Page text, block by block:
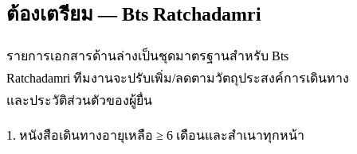
ต้องเตรียม — Bts Ratchadamri
รายการเอกสารด้านล่างเป็นชุดมาตรฐานสำหรับ Bts
Ratchadamri ทีมงานจะปรับเพิ่ม/ลดตามวัตถุประสงค์การเดินทาง
และประวัติส่วนตัวของผู้ยื่น
1. หนังสือเดินทางอายุเหลือ ≥ 6 เดือนและสำเนาทุกหน้า